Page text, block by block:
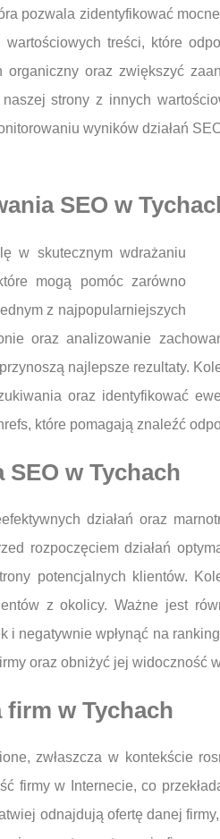
pozwala zidentyfikować
treści, które
oraz zwiększyć
strony z innych
wyników działań
SEO w
w skutecznym wdrażaniu
mogą pomóc zarówno
z najpopularniejszych
oraz analizowanie
najlepsze rezultaty.
oraz identyfikować
które pomagają znaleźć
w Tychach
działań oraz
rozpoczęciem działań
potencjalnych klientów.
z okolicy. Ważne jest
negatywnie wpłynąć na
oraz obniżyć jej widoczność
firm w Tychach
zwłaszcza w kontekście
firmy w Internecie, co
odnajdują ofertę danej